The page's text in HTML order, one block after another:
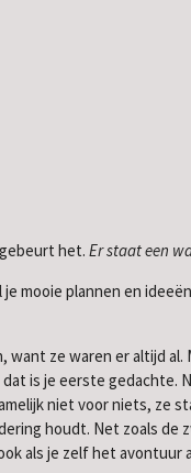
het. Er staat een
mooie plannen en
want ze waren er altijd
is je eerste gedachte.
niet voor niets, ze
houdt. Net zoals
als je zelf het